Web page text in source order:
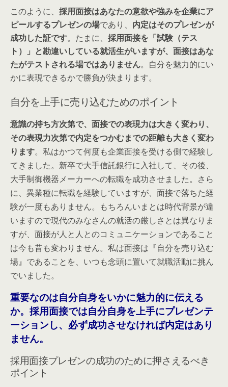
このように、 採用面接はあなたの意欲や強みを企業にア
ピールするプレゼンの場であり、 内定はそのプレゼンが
成功した証です。たまに、 採用面接を「試験（テス
ト）」と勘違いしている就活生がいますが、面接はあな
たがテストされる場ではありません。自分を魅力的にい
かに表現できるかで勝負が決まります。
自分を上手に売り込むためのポイント
意識の持ち方次第で、面接での表現力は大きく変わり、
その表現力次第で内定をつかむまでの距離も大きく変わ
ります。私はかつて何度も企業面接を受ける側で経験し
てきました。新卒で大手信託銀行に入社して、その後、
大手制御機器メーカーへの転職を成功させました。さら
に、異業種に転職を経験していますが、面接で落ちた経
験が一度もありません。もちろんいまとは時代背景が違
いますので現代のみなさんの就活の厳しさとは異なりま
すが、面接が人と人とのコミュニケーションであること
は今も昔も変わりません。私は面接は『自分を売り込む
場』であることを、いつも念頭に置いて就職活動に挑ん
でいました。
重要なのは自分自身をいかに魅力的に伝える
か。採用面接では自分自身を上手にプレゼンテ
ーションし、必ず成功させなければ内定はあり
ません。
採用面接プレゼンの成功のために押さえるべき
ポイント